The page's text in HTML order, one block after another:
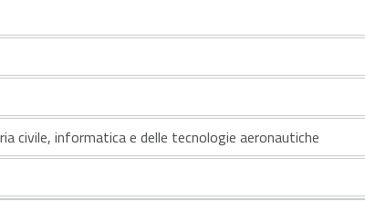
civile, informatica e delle tecnologie aeronautiche